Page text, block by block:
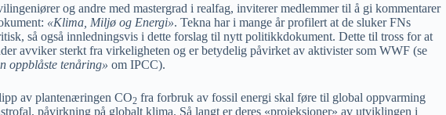
og andre med mastergrad i realfag, inviterer medlemmer til å gi kommentarer
«Klima, Miljø og Energi». Tekna har i mange år profilert at de sluker FNs
så også innledningsvis i dette forslag til nytt politikkdokument. Dette til tross for at
avviker sterkt fra virkeligheten og er betydelig påvirket av aktivister som WWF (se
oppblåste tenåring» om IPCC).
av plantenæringen CO2 fra forbruk av fossil energi skal føre til global oppvarming
påvirkning på globalt klima. Så langt er deres «projeksjoner» av utviklingen i